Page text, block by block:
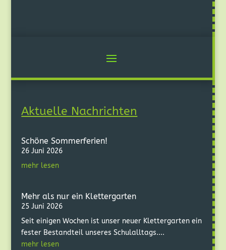
Aktuelle Nachrichten
Schöne Sommerferien!
26 Juni 2026
mehr lesen
Mehr als nur ein Klettergarten
25 Juni 2026
Seit einigen Wochen ist unser neuer Klettergarten ein
fester Bestandteil unseres Schulalltags....
mehr lesen